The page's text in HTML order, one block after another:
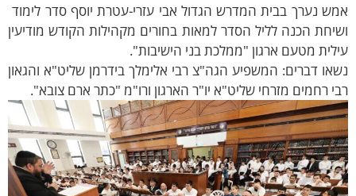
נערך בבית המדרש הגדול אבי עזרי-עטרת יוסף סדר לימוד
הכנה לליל הסדר למאות בחורים מקהילות הקודש מודיעין
מטעם ארגון "ממלכת בני הישיבות".
דברים: המשפיע הגה"צ רבי אלימלך בידרמן שליט"א והגאון
רחמים מזרחי שליט"א יו"ר הארגון ורו"מ "כתר ארם צובא".